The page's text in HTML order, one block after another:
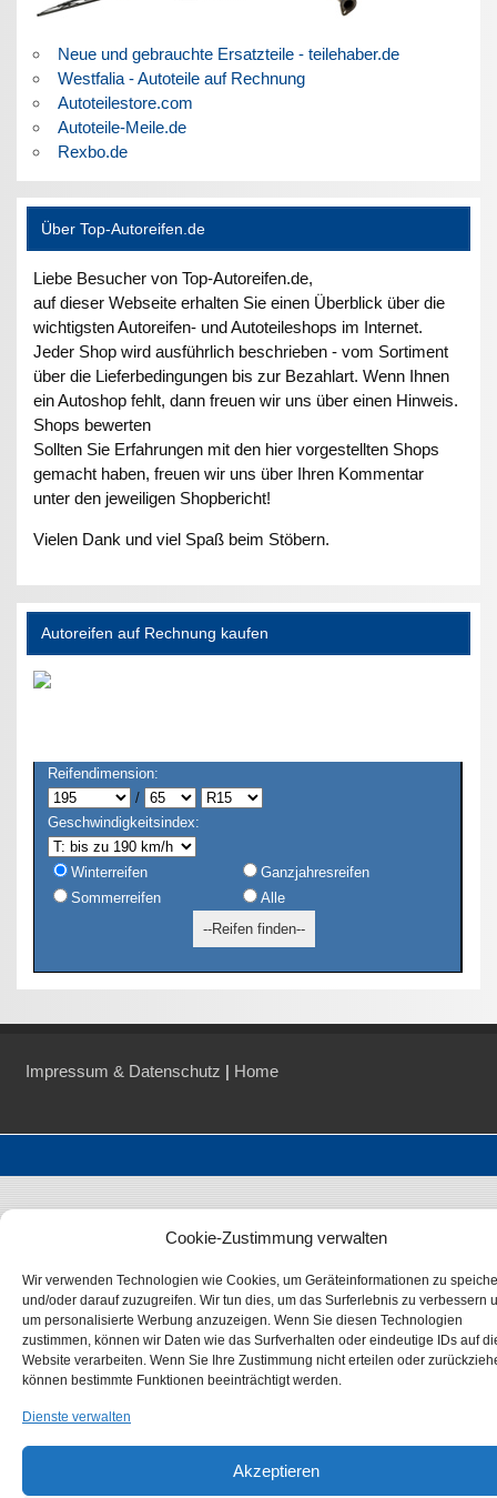
Cookie-Zustimmung verwalten
Wir verwenden Technologien wie Cookies, um Geräteinformationen zu
und/oder darauf zuzugreifen. Wir tun dies, um das Surferlebnis zu verbessern
um personalisierte Werbung anzuzeigen. Wenn Sie diesen Technologien
zustimmen, können wir Daten wie das Surfverhalten oder eindeutige IDs auf
Website verarbeiten. Wenn Sie Ihre Zustimmung nicht erteilen oder
können bestimmte Funktionen beeinträchtigt werden.
Dienste verwalten
Akzeptieren
Neue und gebrauchte Ersatzteile - teilehaber.de
Westfalia - Autoteile auf Rechnung
Autoteilestore.com
Autoteile-Meile.de
Rexbo.de
Über Top-Autoreifen.de
Liebe Besucher von Top-Autoreifen.de,
auf dieser Webseite erhalten Sie einen Überblick über die
wichtigsten Autoreifen- und Autoteileshops im Internet.
Jeder Shop wird ausführlich beschrieben - vom Sortiment
über die Lieferbedingungen bis zur Bezahlart. Wenn Ihnen
ein Autoshop fehlt, dann freuen wir uns über einen Hinweis.
Shops bewerten
Sollten Sie Erfahrungen mit den hier vorgestellten Shops
gemacht haben, freuen wir uns über Ihren Kommentar
unter den jeweiligen Shopbericht!
Vielen Dank und viel Spaß beim Stöbern.
Autoreifen auf Rechnung kaufen
Reifendimension:
/
Geschwindigkeitsindex:
Winterreifen
Ganzjahresreifen
Sommerreifen
Alle
Impressum & Datenschutz | Home